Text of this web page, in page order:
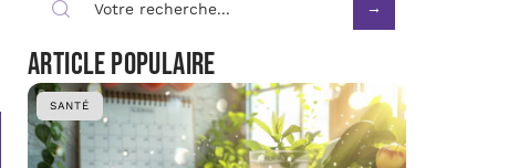
Article populaire
SANTÉ